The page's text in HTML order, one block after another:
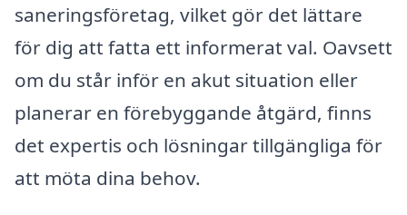
saneringsföretag, vilket gör det lättare
för dig att fatta ett informerat val. Oavsett
om du står inför en akut situation eller
planerar en förebyggande åtgärd, finns
det expertis och lösningar tillgängliga för
att möta dina behov.